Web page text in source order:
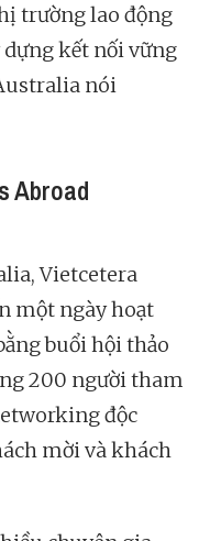
trường lao động
dựng kết nối vững
nói
Abroad
Vietcetera
một ngày hoạt
buổi hội thảo
200 người tham
độc
mời và khách